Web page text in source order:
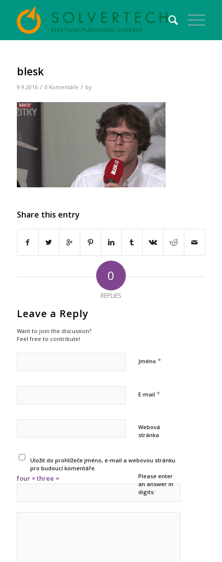
blesk
9.9.2016 / 0 Komentáře / by
Share this entry
0
REPLIES
Leave a Reply
Want to join the discussion?
Feel free to contribute!
Jméno *
E-mail *
Webová
stránka
Uložit do prohlížeče jméno, e-mail a webovou stránku
pro budoucí komentáře.
Please enter
an answer in
digits:
four × three =